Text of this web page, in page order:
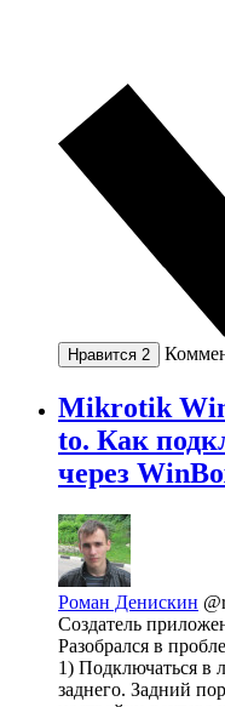
Нравится 2
Mikrotik
to. Как
через
Роман Денискин
Создатель
Разобрался в
1) Подключаться в
заднего. Задний